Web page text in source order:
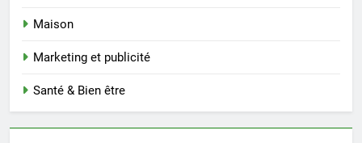
Maison
Marketing et publicité
Santé & Bien être